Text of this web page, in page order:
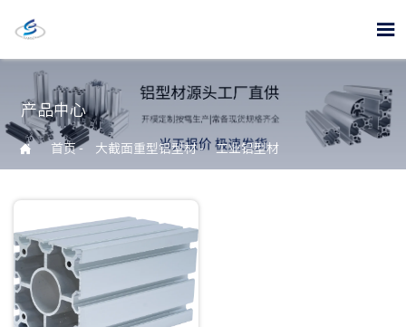

产品中心
 首页- 大截面重型铝型材- 工业铝型材